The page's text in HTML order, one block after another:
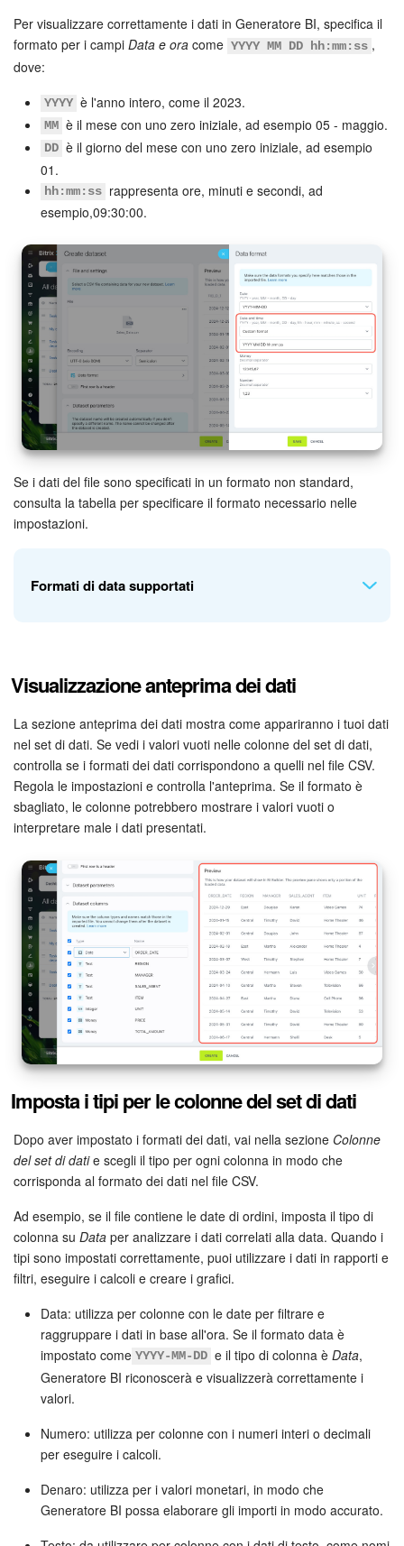
Per visualizzare correttamente i dati in Generatore BI, specifica il
formato per i campi Data e ora come YYYY MM DD hh:mm:ss ,
dove:
YYYY è l'anno intero, come il 2023.
MM è il mese con uno zero iniziale, ad esempio 05 - maggio.
DD è il giorno del mese con uno zero iniziale, ad esempio
01.
hh:mm:ss rappresenta ore, minuti e secondi, ad
esempio,09:30:00.
Se i dati del file sono specificati in un formato non standard,
consulta la tabella per specificare il formato necessario nelle
impostazioni.
Formati di data supportati
YYYY: Anno intero, per esempio., 2023.
YY: Ultime due cifre dell'anno, ad esempio 23 per 2023.
MM: Mese con uno zero iniziale, ad esempio 01 per
gennaio.
DD: Giorno del mese con uno zero iniziale, ad esempio
05.
Per il tempo:
hh: ore nel formato 24 ore con uno zero iniziale, ad
esempio 09.
mm: minuti con uno zero iniziale, ad esempio 07.
ss: secondi con uno zero iniziale, ad esempio 05.
Per i separatori di data e ora:
Punto (.), ad esempio 2023.05.01
Trattino (-), ad esempio 2023-05-01
Barra (/), ad esempio 2023/05/01
Spazio ( ), ad esempio 2023 05 01
Visualizzazione anteprima dei dati
La sezione anteprima dei dati mostra come appariranno i tuoi dati
nel set di dati. Se vedi i valori vuoti nelle colonne del set di dati,
controlla se i formati dei dati corrispondono a quelli nel file CSV.
Regola le impostazioni e controlla l'anteprima. Se il formato è
sbagliato, le colonne potrebbero mostrare i valori vuoti o
interpretare male i dati presentati.
Imposta i tipi per le colonne del set di dati
Dopo aver impostato i formati dei dati, vai nella sezione Colonne
del set di datie scegli il tipo per ogni colonna in modo che
corrisponda al formato dei dati nel file CSV.
Ad esempio, se il file contiene le date di ordini, imposta il tipo di
colonna su Data per analizzare i dati correlati alla data. Quando i
tipi sono impostati correttamente, puoi utilizzare i dati in rapporti e
filtri, eseguire i calcoli e creare i grafici.
Data: utilizza per colonne con le date per filtrare e
raggruppare i dati in base all'ora. Se il formato data è
impostato come YYYY-MM-DD e il tipo di colonna èData,
Generatore BI riconoscerà e visualizzerà correttamente i
valori.
Numero: utilizza per colonne con i numeri interi o decimali
per eseguire i calcoli.
Denaro: utilizza per i valori monetari, in modo che
Generatore BI possa elaborare gli importi in modo accurato.